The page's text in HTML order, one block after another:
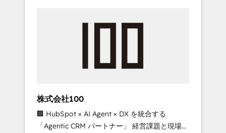
engine. We onboard your team, migrate your
from any legacy CRM. Zero downtime, full
data integrity. ➤ Implementation: Configure
HubSpot to run your revenue process. Sales,
株式会社100
🏢 HubSpot × AI Agent × DX を統合する
「Agentic CRM パートナー」 経営課題と現場業